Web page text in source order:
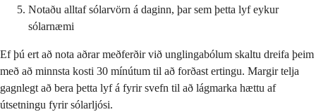
Notaðu alltaf sólarvörn á daginn, þar sem þetta lyf eykur
sólarnæmi
Ef þú ert að nota aðrar meðferðir við unglingabólum skaltu dreifa þeim
með að minnsta kosti 30 mínútum til að forðast ertingu. Margir telja
gagnlegt að bera þetta lyf á fyrir svefn til að lágmarka hættu af
útsetningu fyrir sólarljósi.